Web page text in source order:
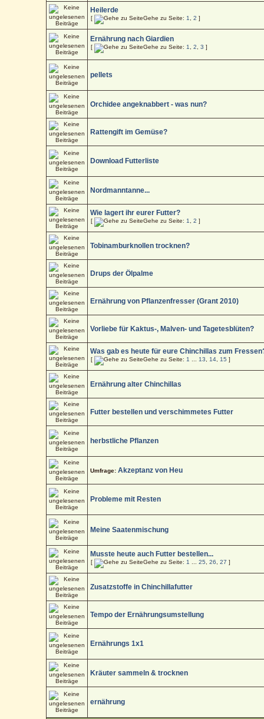
Heilerde
[ Gehe zu Seite: 1 ,2 ]
Ernährung nach Giardien
[ Gehe zu Seite: 1 ,2 ,3 ]
pellets
Orchidee angeknabbert - was nun?
Rattengift im Gemüse?
Download Futterliste
Nordmanntanne...
Wie lagert ihr eurer Futter?
[ Gehe zu Seite: 1 ,2 ]
Tobinamburknollen trocknen?
Drups der Ölpalme
Ernährung von Pflanzenfresser (Grant 2010)
Vorliebe für Kaktus-, Malven- und Tagetesblüten?
Was gab es heute für eure Chinchillas zum
[ Gehe zu Seite: 1 13 14 15 ]
Ernährung alter Chinchillas
Futter bestellen und verschimmetes Futter
herbstliche Pflanzen
Umfrage:Akzeptanz von Heu
Probleme mit Resten
Meine Saatenmischung
Musste heute auch Futter bestellen...
[ Gehe zu Seite: 1 ...25 ,26 ,27 ]
Zusatzstoffe in Chinchillafutter
Tempo der Ernährungsumstellung
Ernährungs 1x1
Kräuter sammeln & trocknen
ernährung